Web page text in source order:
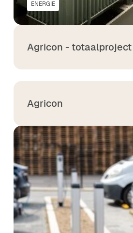
ENERGIE
Agricon - totaalproject
Agricon